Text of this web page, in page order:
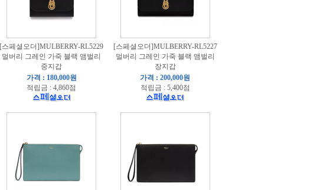
[스페셜오더]MULBERRY-RL5229
멀버리 그레인 가죽 블랙 앰벌리
중지갑
가격 : 180,000원
적립금 : 4,860점
[스페셜오더]MULBERRY-RL5227
멀버리 그레인 가죽 블랙 앰벌리
장지갑
가격 : 200,000원
적립금 : 5,400점